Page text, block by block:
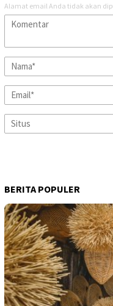
Alamat email Anda tidak akan
BERITA POPULER